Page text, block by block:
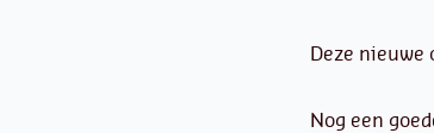
Deze
Nog een